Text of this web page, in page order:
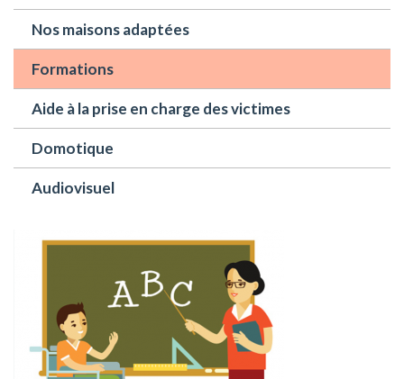
Nos maisons adaptées
Formations
Aide à la prise en charge des victimes
Domotique
Audiovisuel